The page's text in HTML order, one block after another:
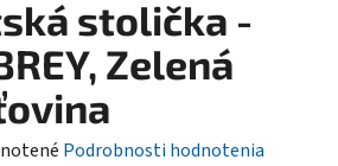
stolička -
Zelená
Podrobnosti hodnotenia